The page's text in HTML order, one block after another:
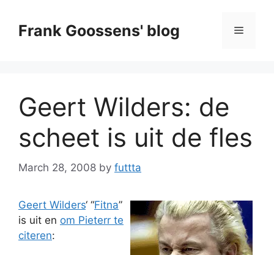
contentFrank Goossens' blog Menu
Geert Wilders: de
scheet is uit de fles
March 28, 2008 by futtta
Geert Wilders‘ “Fitna”
is uit en om Pieterr te
citeren: